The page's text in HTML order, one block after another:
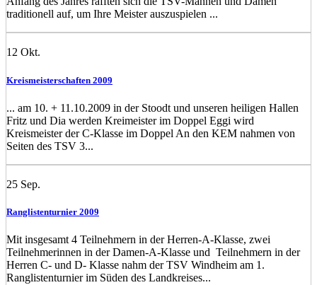
traditionell auf, um Ihre Meister auszuspielen ...
12 Okt.
Kreismeisterschaften 2009
... am 10. + 11.10.2009 in der Stoodt und unseren heiligen Hallen
Fritz und Dia werden Kreimeister im Doppel Eggi wird
Kreismeister der C-Klasse im Doppel An den KEM nahmen von
Seiten des TSV 3...
25 Sep.
Ranglistenturnier 2009
Mit insgesamt 4 Teilnehmern in der Herren-A-Klasse, zwei
Teilnehmerinnen in der Damen-A-Klasse und Teilnehmern in der
Herren C- und D- Klasse nahm der TSV Windheim am 1.
Ranglistenturnier im Süden des Landkreises...